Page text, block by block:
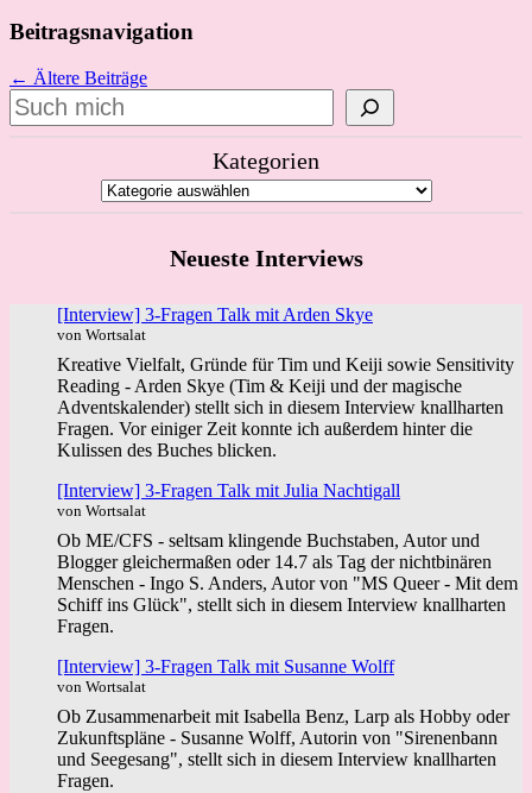
Beitragsnavigation
← Ältere Beiträge
Suchen
Kategorien
Neueste Interviews
[Interview] 3-Fragen Talk mit Arden Skye
von Wortsalat
Kreative Vielfalt, Gründe für Tim und Keiji sowie Sensitivity
Reading - Arden Skye (Tim & Keiji und der magische
Adventskalender) stellt sich in diesem Interview knallharten
Fragen. Vor einiger Zeit konnte ich außerdem hinter die
Kulissen des Buches blicken.
[Interview] 3-Fragen Talk mit Julia Nachtigall
von Wortsalat
Ob ME/CFS - seltsam klingende Buchstaben, Autor und
Blogger gleichermaßen oder 14.7 als Tag der nichtbinären
Menschen - Ingo S. Anders, Autor von "MS Queer - Mit dem
Schiff ins Glück", stellt sich in diesem Interview knallharten
Fragen.
[Interview] 3-Fragen Talk mit Susanne Wolff
von Wortsalat
Ob Zusammenarbeit mit Isabella Benz, Larp als Hobby oder
Zukunftspläne - Susanne Wolff, Autorin von "Sirenenbann
und Seegesang", stellt sich in diesem Interview knallharten
Fragen.